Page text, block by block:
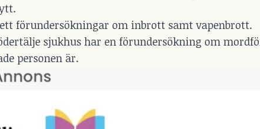
förundersökningar om inbrott samt vapenbrott.
sjukhus har en förundersökning om
personen är.